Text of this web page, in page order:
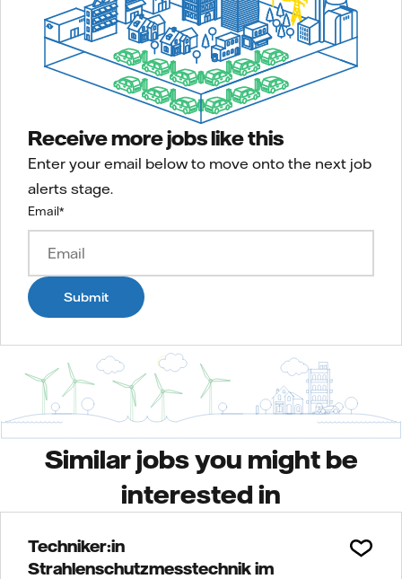
Receive more jobs like this
Enter your email below to move onto the next job
alerts stage.
Email*
Submit
Similar jobs you might be
interested in
Techniker:in
Strahlenschutzmesstechnik im